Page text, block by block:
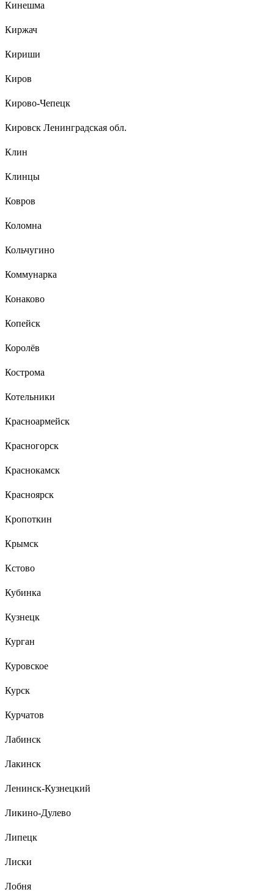
Кинешма
Киржач
Кириши
Киров
Кирово-Чепецк
Кировск Ленинградская обл.
Клин
Клинцы
Ковров
Коломна
Кольчугино
Коммунарка
Конаково
Копейск
Королёв
Кострома
Котельники
Красноармейск
Красногорск
Краснокамск
Красноярск
Кропоткин
Крымск
Кстово
Кубинка
Кузнецк
Курган
Куровское
Курск
Курчатов
Лабинск
Лакинск
Ленинск-Кузнецкий
Ликино-Дулево
Липецк
Лиски
Лобня